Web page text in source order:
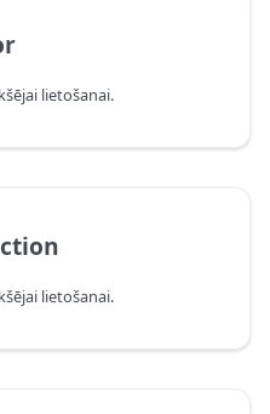
lietošanai.
lietošanai.